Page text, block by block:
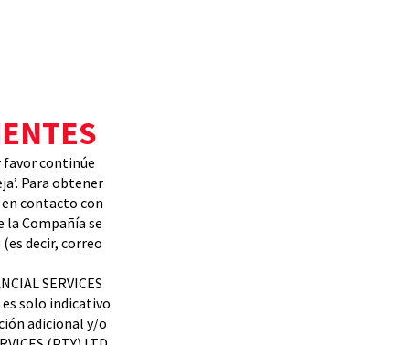
favor continúe
Para obtener
contacto con
la Compañía se
decir, correo
SERVICES
es solo indicativo
adicional y/o